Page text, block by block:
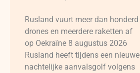
Rusland vuurt meer dan honderd
drones en meerdere raketten af
op Oekraïne 8 augustus 2026
Rusland heeft tijdens een nieuwe
nachtelijke aanvalsgolf volgens